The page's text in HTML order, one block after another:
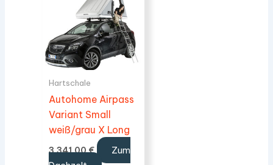
Hartschale
Autohome Airpass
Variant Small
weiß/grau X Long
3.341,00€
Zum